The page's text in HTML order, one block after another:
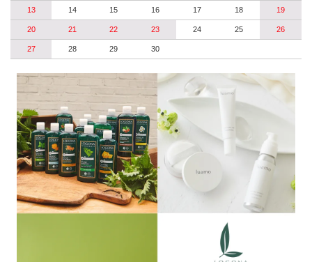
13 14 15 16 17 18 19
20 21 22 23 24 25 26
27 28 29 30